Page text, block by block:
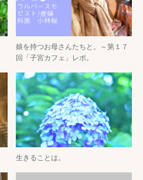
娘を持つお母さんたちと。～第１７
回「子宮カフェ」レポ。
生きることは。